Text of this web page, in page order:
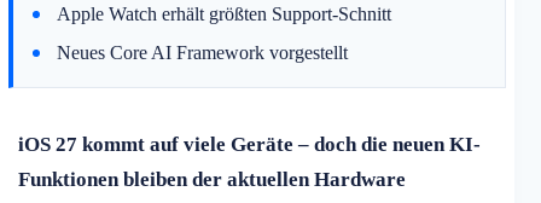
Apple Watch erhält größten Support-Schnitt
Neues Core AI Framework vorgestellt
iOS 27 kommt auf viele Geräte – doch die neuen KI-
Funktionen bleiben der aktuellen Hardware